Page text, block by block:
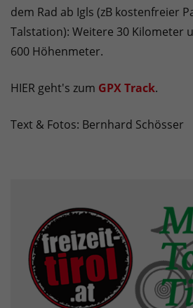
dem Rad ab Igls (zB kostenfreier
Talstation): Weitere 30 Kilometer
600 Höhenmeter.
HIER geht's zum GPX Track.
Text & Fotos: Bernhard Schösser